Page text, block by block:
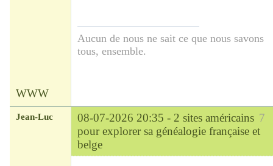
Aucun de nous ne sait ce que nous savons
tous, ensemble.
WWW
7
Jean-Luc 08-07-2026 20:35 - 2 sites américains
pour explorer sa généalogie française et
belge